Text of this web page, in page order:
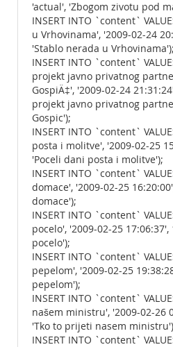
'actual', 'Zbogom zivotu pod
INSERT INTO `content`
u Vrhovinama', '2009-02-24
'Stablo nerada u Vrhovinama');
INSERT INTO `content`
projekt javno privatnog
GospiÄ‡', '2009-02-24
projekt javno privatnog
Gospic');
INSERT INTO `content`
posta i molitve', '2009-02-25
'Poceli dani posta i molitve');
INSERT INTO `content`
domace', '2009-02-25
domace');
INSERT INTO `content`
pocelo', '2009-02-25
pocelo');
INSERT INTO `content`
pepelom', '2009-02-25
pepelom');
INSERT INTO `content`
našem ministru', '2009-02-26
'Tko to prijeti nasem
INSERT INTO `content`